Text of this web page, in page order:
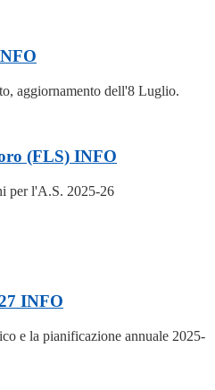
aggiornamento dell'8 Luglio.
(FLS) INFO
per l'A.S. 2025-26
INFO
e la pianificazione annuale 2025-